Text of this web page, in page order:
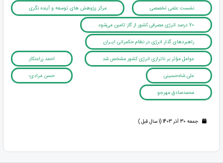
نشست علمی تخصصی مرکز پژوهش های توسعه و آینده نگری
70 درصد انرژی مصرفی کشور از گاز تامین می‌شود
راهبرد‌های گذار انرژی در نظام حکمرانی ایـران
عوامل مؤثر بر ناترازی انرژی کشور مشخص شد احمد زراعتکار
علی شاه‌حسینی حسن مرادی؛
محمدصادق مهرجو
جمعه 30 آذر 1403 (1 سال قبل )